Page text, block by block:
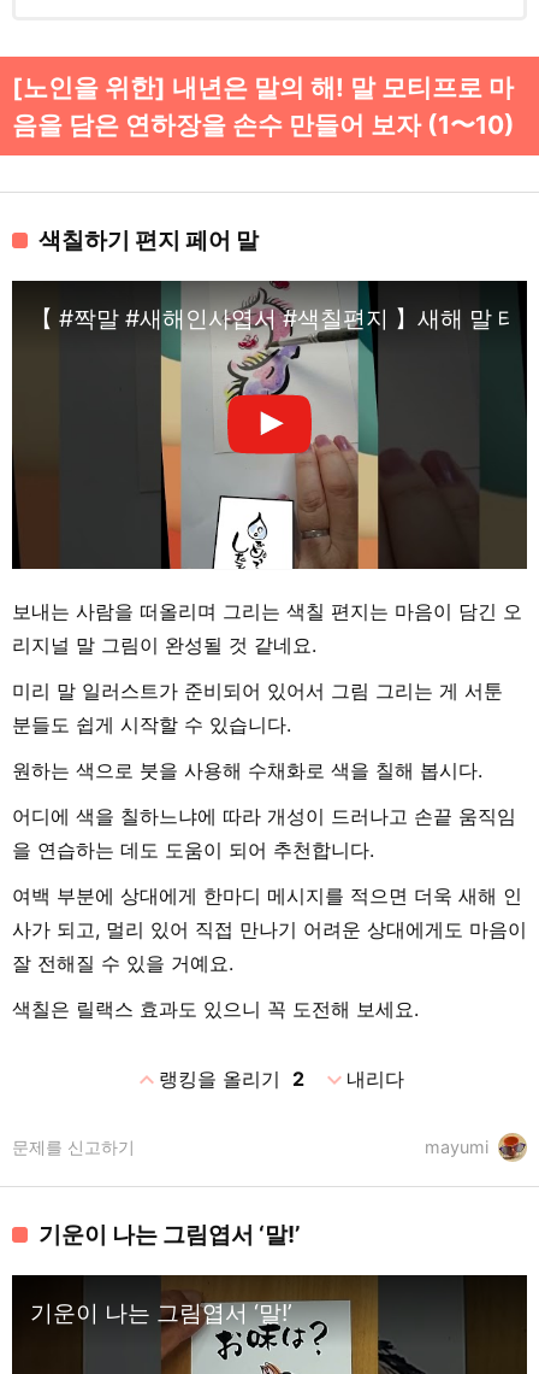
[노인을 위한] 내년은 말의 해! 말 모티프로 마
음을 담은 연하장을 손수 만들어 보자 (1〜10)
색칠하기 편지 페어 말
【 #짝말 #새해인사엽서 #색칠편지 】새해 말
보내는 사람을 떠올리며 그리는 색칠 편지는 마음이 담긴 오
리지널 말 그림이 완성될 것 같네요.
미리 말 일러스트가 준비되어 있어서 그림 그리는 게 서툰
분들도 쉽게 시작할 수 있습니다.
원하는 색으로 붓을 사용해 수채화로 색을 칠해 봅시다.
어디에 색을 칠하느냐에 따라 개성이 드러나고 손끝 움직임
을 연습하는 데도 도움이 되어 추천합니다.
여백 부분에 상대에게 한마디 메시지를 적으면 더욱 새해 인
사가 되고, 멀리 있어 직접 만나기 어려운 상대에게도 마음이
잘 전해질 수 있을 거예요.
색칠은 릴랙스 효과도 있으니 꼭 도전해 보세요.
expand_less랭킹을 올리기 2 expand_more내리다
mayumi
문제를 신고하기
기운이 나는 그림엽서 ‘말!’
기운이 나는 그림엽서 ‘말!’